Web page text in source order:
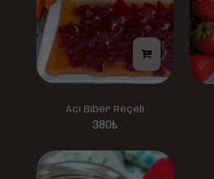
Acı Biber Reçeli
380₺